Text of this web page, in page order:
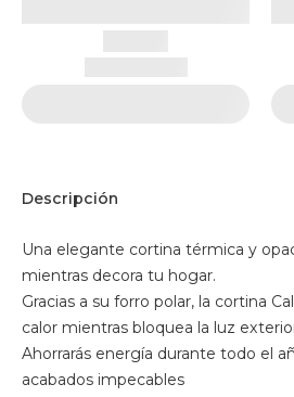
Descripción
Una elegante cortina térmica y
mientras decora tu hogar.
Gracias a su forro polar, la cortina
calor mientras bloquea la luz
Ahorrarás energía durante todo el
acabados impecables